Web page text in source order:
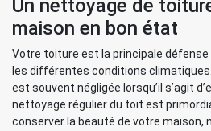
Un nettoyage de
maison en bon état
Votre toiture est la principale
les différentes conditions
est souvent négligée lorsqu’il s’agit
nettoyage régulier du toit est
conserver la beauté de votre maison,